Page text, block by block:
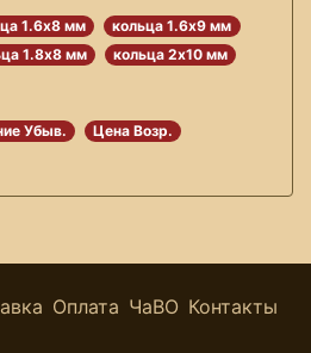
1.6х8 мм
кольца 1.6х9 мм
1.8х8 мм кольца 2х10 мм
Убыв.
Цена Возр.
Оплата ЧаВО Контакты